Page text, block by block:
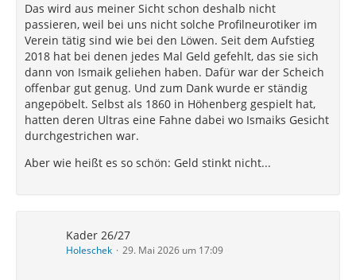
Das wird aus meiner Sicht schon deshalb nicht
passieren, weil bei uns nicht solche Profilneurotiker im
Verein tätig sind wie bei den Löwen. Seit dem Aufstieg
2018 hat bei denen jedes Mal Geld gefehlt, das sie sich
dann von Ismaik geliehen haben. Dafür war der Scheich
offenbar gut genug. Und zum Dank wurde er ständig
angepöbelt. Selbst als 1860 in Höhenberg gespielt hat,
hatten deren Ultras eine Fahne dabei wo Ismaiks Gesicht
durchgestrichen war.
Aber wie heißt es so schön: Geld stinkt nicht...
Kader 26/27
Holeschek 29. Mai 2026 um 17:09